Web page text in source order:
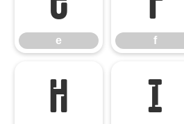
e f
h i